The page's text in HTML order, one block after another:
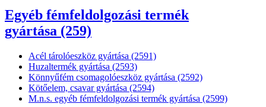
Egyéb fémfeldolgozási termék
gyártása (259)
Acél tárolóeszköz gyártása (2591)
Huzaltermék gyártása (2593)
Könnyűfém csomagolóeszköz gyártása (2592)
Kötőelem, csavar gyártása (2594)
M.n.s. egyéb fémfeldolgozási termék gyártása (2599)